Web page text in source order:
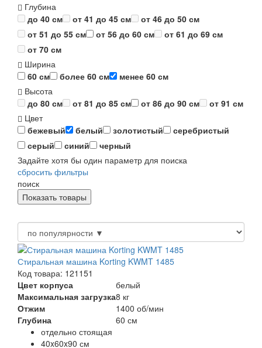
Глубина
до 40 см
от 41 до 45 см
от 46 до 50 см
от 51 до 55 см
от 56 до 60 см
от 61 до 69 см
от 70 см
Ширина
60 см
более 60 см
менее 60 см
Высота
до 80 см
от 81 до 85 см от 86 до 90 см
от 91 см
Цвет
бежевый
белый золотистый
серебристый
серый
синий
черный
Задайте хотя бы один параметр для поиска
сбросить фильтры
поиск
Стиральная машина Korting KWMT 1485
Код товара: 121151
Цвет корпуса
белый
Максимальная загрузка8 кг
Отжим
1400 об/мин
Глубина
60 см
отдельно стоящая
40x60x90 см